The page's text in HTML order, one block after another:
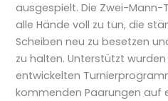
ausgespielt. Die Zwei-
alle Hände voll zu tun, die
Scheiben neu zu besetzen
zu halten. Unterstützt
entwickelten
kommenden Paarungen auf